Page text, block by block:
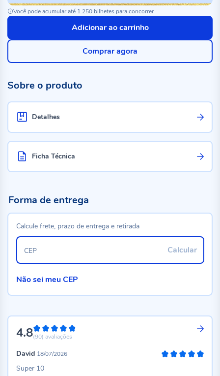
Você pode acumular até 1.250 bilhetes para concorrer
Adicionar ao carrinho
Comprar agora
Sobre o produto
Detalhes
Ficha Técnica
4.896%
(90) avaliações
David 18/07/2026
Super 10
Forma de entrega
Calcule frete, prazo de entrega e retirada
Calcular
CEP
Não sei meu CEP